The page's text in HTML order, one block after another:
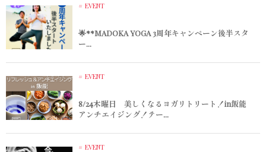
EVENT
🌟**MADOKA YOGA 3周年キャンペーン後半スタ
ー...
EVENT
8/24木曜日 美しくなるヨガリトリート！in飯能
アンチエイジング！テー...
EVENT